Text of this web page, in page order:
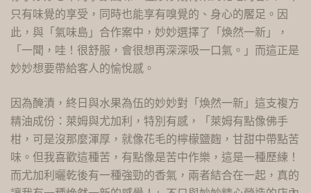
只有味覺的享受，同時也能享有嗅覺的、身心的饜足。因
此，與「氣味島」合作案中，妙妙選擇了「煥然一新」，
「一聞，哇！很舒服，會很想再深深吸一口氣。」而這正是
妙妙想要帶給客人的愉悅感。
因為醃漬，終日與水果為伍的妙妙對「煥然一新」這支複方
精油成份：萊姆與尤加利，特別有感，「萊姆有點像佛手
柑，可是沒那麼渾厚，就像花毛的檸檬鹽麴，甘甜中帶點苦
味。但我喜歡這種苦，有點像是苦中作樂，這是一種歷練！
而尤加利曬乾後有一種強勁的香氣，兩者結合在一起，真的